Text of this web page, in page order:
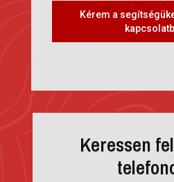
Kérem a
Keressen